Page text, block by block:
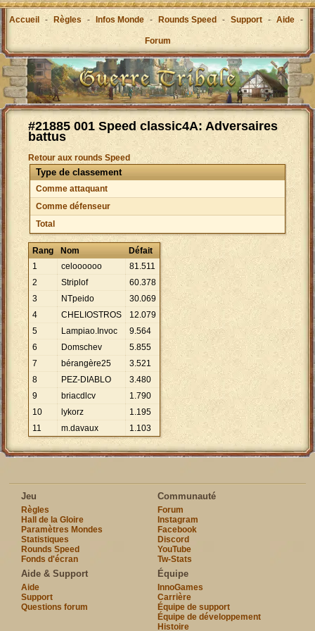
Accueil - Règles - Infos Monde - Rounds Speed - Support - Aide -
Forum
#21885 001 Speed classic4A: Adversaires
battus
Retour aux rounds Speed
Type de classement
Comme attaquant
Comme défenseur
Total
Rang Nom
Défait
1
celoooooo 81.511
2
Striplof 60.378
3
NTpeido 30.069
4
CHELIOSTROS 12.079
5
Lampiao.Invoc 9.564
6
Domschev 5.855
7
bérangère25 3.521
8
PEZ-DIABLO 3.480
9
briacdlcv 1.790
10
lykorz 1.195
11
m.davaux 1.103
Jeu
Règles
Hall de la Gloire
Paramètres Mondes
Statistiques
Rounds Speed
Fonds d'écran
Communauté
Forum
Instagram
Facebook
Discord
YouTube
Tw-Stats
Aide & Support
Aide
Support
Questions forum
Équipe
InnoGames
Carrière
Équipe de support
Équipe de développement
Histoire